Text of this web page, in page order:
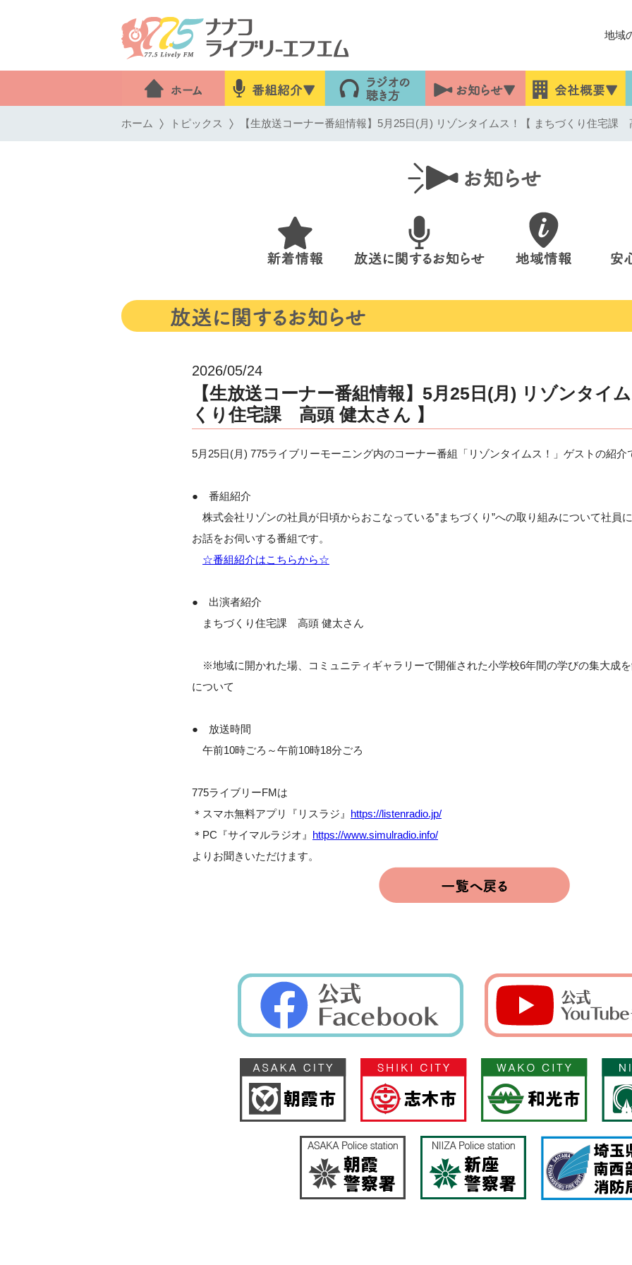
地域
ホーム トピックス 【生放送コーナー番組情報】5月25日(月) リゾンタイムス！【 まちづくり住宅課
2026/05/24
【生放送コーナー番組情報】5月25日(月) リゾンタイ
くり住宅課 高頭 健太さん 】
5月25日(月) 775ライブリーモーニング内のコーナー番組「リゾンタイムス！」ゲストの紹介
● 番組紹介
株式会社リゾンの社員が日頃からおこなっている”まちづくり”への取り組みについて社員
お話をお伺いする番組です。
☆番組紹介はこちらから☆
● 出演者紹介
まちづくり住宅課 高頭 健太さん
※地域に開かれた場、コミュニティギャラリーで開催された小学校6年間の学びの集大成を
について
● 放送時間
午前10時ごろ～午前10時18分ごろ
775ライブリーFMは
＊スマホ無料アプリ『リスラジ』 https://listenradio.jp/
＊PC『サイマルラジオ』 https://www.simulradio.info/
よりお聞きいただけます。